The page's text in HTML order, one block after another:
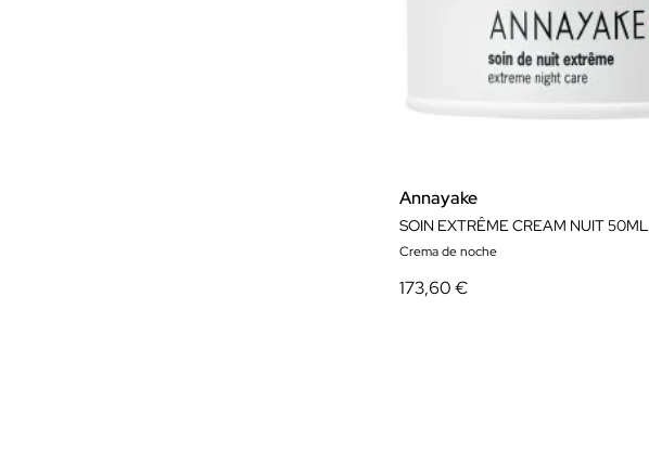
Annayake
SOIN EXTRÊME CREAM NUIT 50ML
Crema de noche
173,60 €